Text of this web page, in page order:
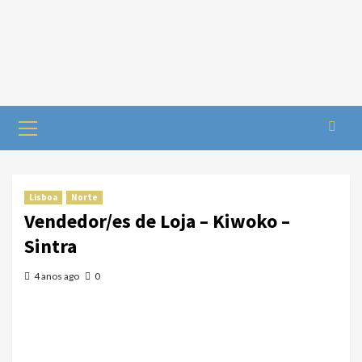
Lisboa Norte
Vendedor/es de Loja – Kiwoko –
Sintra
4 anos ago 0